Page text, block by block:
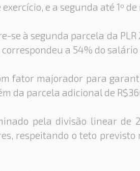
e a segunda até 1º
se à segunda parcela da
a 54% do
fator majorador para
da parcela adicional de
pela divisão linear de
respeitando o teto previsto